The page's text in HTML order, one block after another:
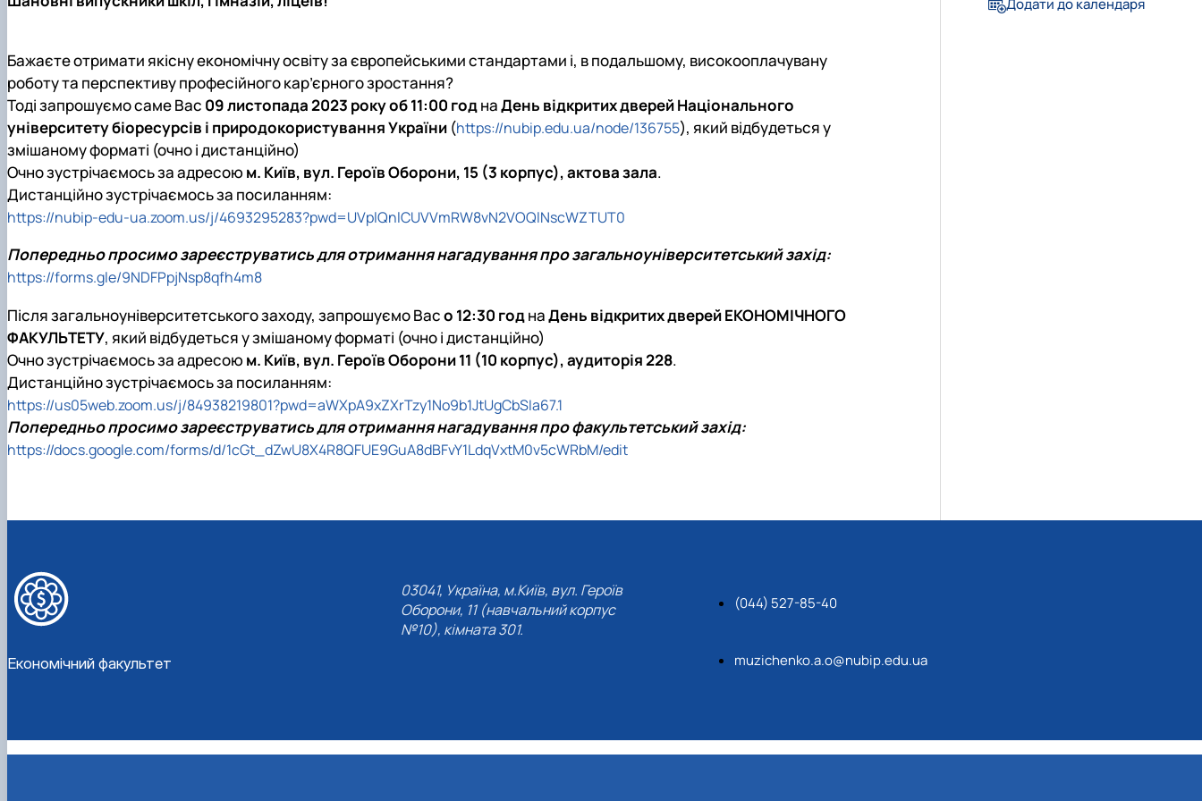
Корисні посилання
Скринька довіри
Бажаєте отримати якісну економічну освіту за європейськими стандартами і, в подальшому, високооплачувану
роботу та перспективу професійного кар’єрного зростання?
Тоді запрошуємо саме Вас 09 листопада 2023 року об 11:00 годнаДень відкритих дверей Національного
університету біоресурсів і природокористування України (https://nubip.edu.ua/node/136755), який відбудеться у
змішаному форматі (очно і дистанційно)
Очно зустрічаємось за адресою м. Київ, вул. Героїв Оборони, 15 (3 корпус), актова зала.
Дистанційно зустрічаємось за посиланням:
https://nubip-edu-ua.zoom.us/j/4693295283?pwd=UVplQnlCUVVmRW8vN2VOQlNscWZTUT0
Попередньо просимо зареєструватись для отримання нагадування про загальноуніверситетський захід:
https://forms.gle/9NDFPpjNsp8qfh4m8
Після загальноуніверситетського заходу, запрошуємо Васо 12:30 годнаДень відкритих дверей ЕКОНОМІЧНОГО
ФАКУЛЬТЕТУ, який відбудеться у змішаному форматі (очно і дистанційно)
Очно зустрічаємось за адресою м. Київ, вул. Героїв Оборони 11 (10 корпус), аудиторія 228.
Дистанційно зустрічаємось за посиланням:
https://us05web.zoom.us/j/84938219801?pwd=aWXpA9xZXrTzy1No9b1JtUgCbSIa67.1
Попередньо просимо зареєструватись для отримання нагадування про факультетський захід:
https://docs.google.com/forms/d/1cGt_dZwU8X4R8QFUE9GuA8dBFvY1LdqVxtM0v5cWRbM/edit
Додати до календаря
Економічний факультет
03041, Україна, м.Київ, вул. Героїв
Оборони, 11 (навчальний корпус
№10), кімната 301.
(044) 527-85-40
muzichenko.a.o@nubip.edu.ua